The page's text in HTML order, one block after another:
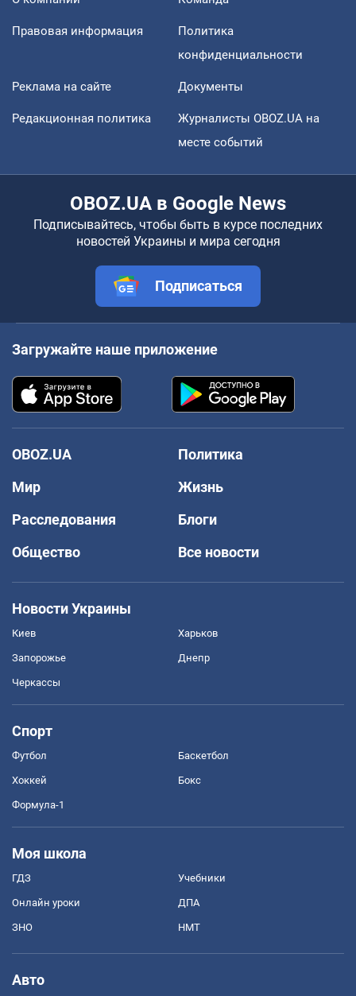
Правовая информация
Политика
конфиденциальности
Реклама на сайте Документы
Редакционная политика
Журналисты OBOZ.UA на
месте событий
OBOZ.UA в Google News
Подписывайтесь, чтобы быть в курсе последних
новостей Украины и мира сегодня
Подписаться
Загружайте наше приложение
OBOZ.UA
Политика
Мир
Жизнь
Расследования
Блоги
Общество
Все новости
Новости Украины
Киев Харьков
Запорожье Днепр
Черкассы
Спорт
Футбол Баскетбол
Хоккей Бокс
Формула-1
Моя школа
ГДЗ Учебники
Онлайн уроки ДПА
ЗНО НМТ
Авто